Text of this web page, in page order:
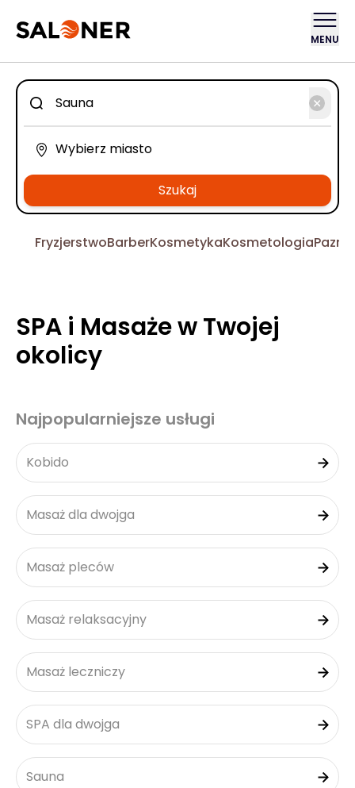
MENU
Szukaj
FryzjerstwoBarberKosmetykaKosmetologia
SPA i Masaże w Twojej
okolicy
Najpopularniejsze usługi
Kobido
Masaż dla dwojga
Masaż pleców
Masaż relaksacyjny
Masaż leczniczy
SPA dla dwojga
Sauna